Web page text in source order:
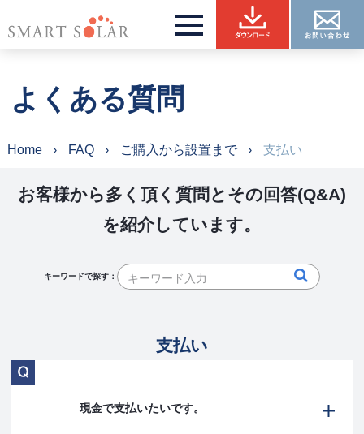
よくある質問
Home FAQ ご購入から設置まで 支払い
お客様から多く頂く質問とその回答(Q&A)
を紹介しています。
キーワードで探す：
支払い
現金で支払いたいです。